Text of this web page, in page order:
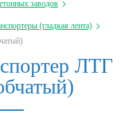
заводов
(гладкая лента)
ЛТГ